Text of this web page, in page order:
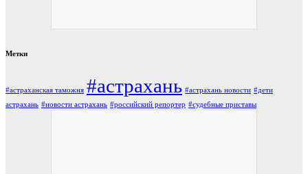
Метки
#астраханская таможня #астрахань #астрахань новости #дети
астрахань #новости астрахань #российский репортер #судебные приставы